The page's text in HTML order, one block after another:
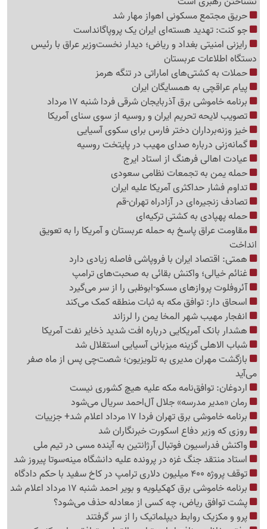
حریق مجتمع مسکونی اهواز مهار شد
جو کنت: تهدید هسته‌ای ایران یک پروپاگانداست
رایزنی امنیتی بغداد و ریاض؛ دیدار نخست‌وزیر عراق با رئیس
دستگاه اطلاعات عربستان
حملات به کشتی‌های اماراتی در تنگه هرمز
پیام عراقچی به همسایگان ایران
برنامه خاموشی برق آذربایجان شرقی فردا شنبه 17 مرداد
تصویب لایحه تحریم ایران و روسیه از سوی سنای آمریکا
خیز وزنه‌برداران دختر فارس برای سکوی آسیایی
گمانه‌زنی درباره صدای مهیب در پایتخت روسیه
عیادت اهالی فرهنگ از استاد ایرج
حمله یمن به تجمعات نظامی سعودی
تداوم فشار حداکثری آمریکا علیه ایران
تصادف زنجیره‌ای در آزادراه تهران-قم
حمله پهپادی به کشتی ترکیه‌ای
مقاومت عراق پاسخ به حمله عربستان و آمریکا را به تعویق
انداخت
همتی: اقتصاد ایران با فروپاشی فاصله زیادی دارد
غنائم خیالی؛ واکنش بقائی به صحبت‌های ترامپ
آئروفلوت پروازهای مسکو-ابوظبی را از سر می‌گیرد
اسحاق دار: توافق مکه به ثبات منطقه کمک می‌کند
انفجار مهیب شهر المخا یمن را لرزاند
هشدار بانک آمریکایی درباره افت شدید ذخایر نفت آمریکا
شباب الاهلی گزینه میزبانی آسیایی استقلال شد
بازگشت مهران مدیری به تلویزیون؛ شصت‌چی پس از ماه صفر
می‌آید
اردوغان: توافق‌نامه مکه علیه هیچ کشوری نیست
رمان «مدیر مدرسه» جلال آل‌احمد سریال می‌شود
برنامه خاموشی برق تهران فردا 17 مرداد اعلام شد+ جزییات
روزی که وزیر دفاع اسکورت خبرنگاران شد
واکنش فدراسیون فوتبال آرژانتین به آینده مسی در تیم ملی
استاد منتقد جنگ غزه در پرونده علیه دانشگاه مینه‌سوتا پیروز شد
توقف پروژه 400 میلیون دلاری ترامپ در کاخ سفید با حکم دادگاه
برنامه خاموشی برق کهکیلویه و بویر احمد شنبه 17 مرداد اعلام شد
پشت توافق ریاض، چه کسی از معادله حذف می‌شود؟
پرو و مکزیک روابط دیپلماتیک را از سر گرفتند